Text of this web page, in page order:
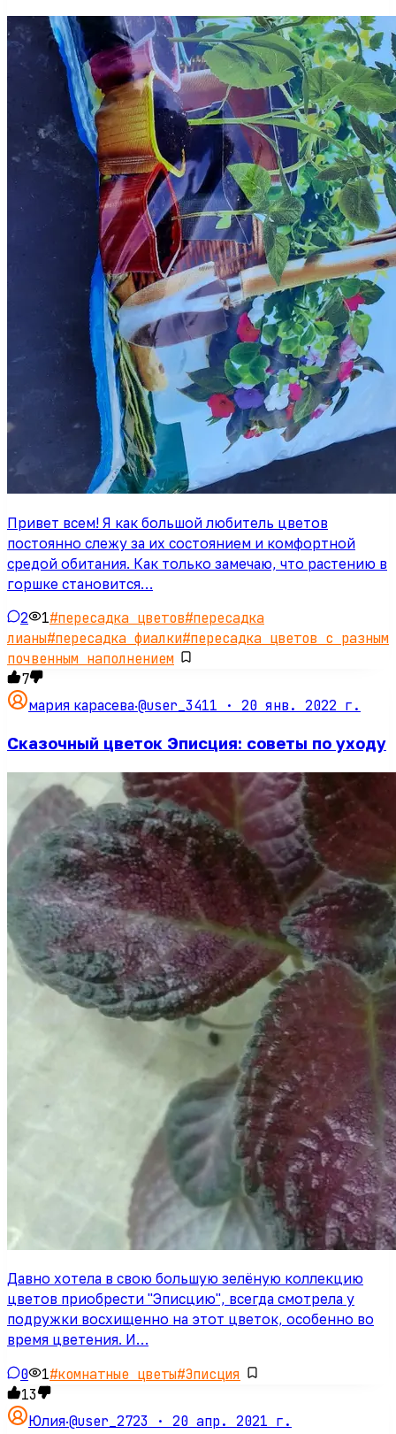
Привет всем! Я как большой любитель цветов
постоянно слежу за их состоянием и комфортной
средой обитания. Как только замечаю, что растению в
горшке становится…
2 1#пересадка цветов#пересадка
лианы#пересадка фиалки#пересадка цветов с разным
почвенным наполнением
7
мария карасева·@user_3411 · 20 янв. 2022 г.
Сказочный цветок Эписция: советы по уходу
Давно хотела в свою большую зелёную коллекцию
цветов приобрести "Эписцию", всегда смотрела у
подружки восхищенно на этот цветок, особенно во
время цветения. И…
0 1#комнатные цветы#Эписция
13
Юлия·@user_2723 · 20 апр. 2021 г.